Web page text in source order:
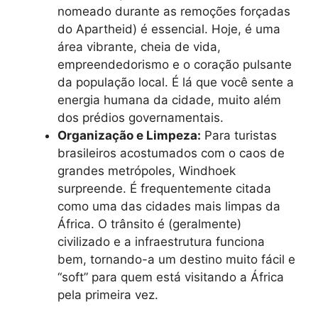
nomeado durante as remoções forçadas
do Apartheid) é essencial. Hoje, é uma
área vibrante, cheia de vida,
empreendedorismo e o coração pulsante
da população local. É lá que você sente a
energia humana da cidade, muito além
dos prédios governamentais.
Organização e Limpeza: Para turistas
brasileiros acostumados com o caos de
grandes metrópoles, Windhoek
surpreende. É frequentemente citada
como uma das cidades mais limpas da
África. O trânsito é (geralmente)
civilizado e a infraestrutura funciona
bem, tornando-a um destino muito fácil e
“soft” para quem está visitando a África
pela primeira vez.